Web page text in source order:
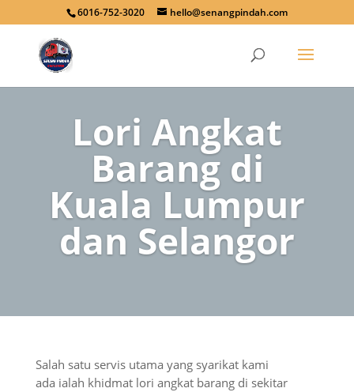
6016-752-3020 hello@senangpindah.com
Lori Angkat
Barang di
Kuala Lumpur
dan Selangor
Salah satu servis utama yang syarikat kami
ada ialah khidmat lori angkat barang di sekitar